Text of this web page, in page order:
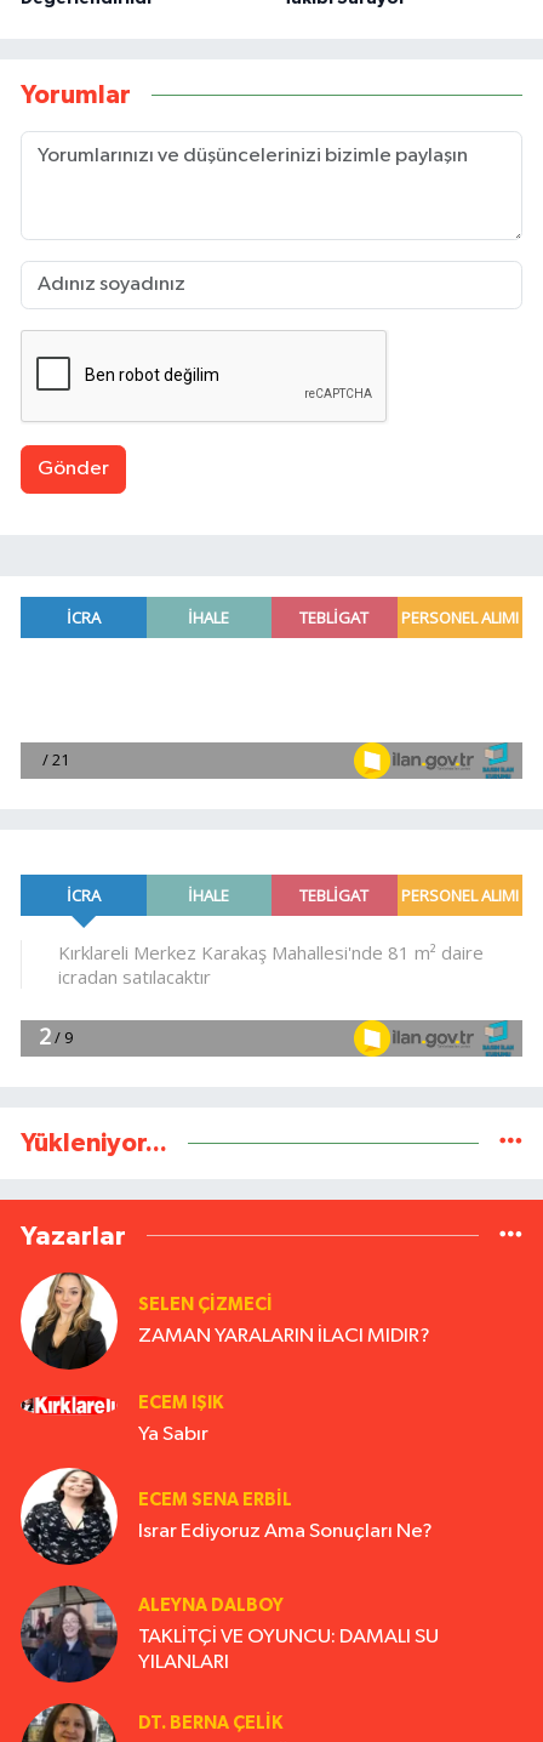
Yorumlar
Gönder
Yükleniyor...
Yazarlar
SELEN ÇİZMECİ
ZAMAN YARALARIN İLACI MIDIR?
ECEM IŞIK
Ya Sabır
ECEM SENA ERBIL
Israr Ediyoruz Ama Sonuçları Ne?
ALEYNA DALBOY
TAKLİTÇİ VE OYUNCU: DAMALI SU
YILANLARI
DT. BERNA ÇELIK